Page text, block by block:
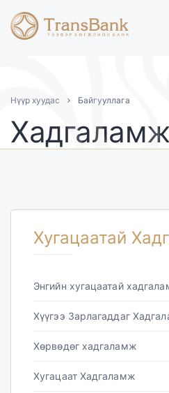
Нүүр хуудас Байгууллага
Хадгаламж
Хугацаатай
Энгийн хугацаатай
Хүүгээ Зарлагаддаг
Хөрвөдөг хадгаламж
Хугацаат Хадгаламж